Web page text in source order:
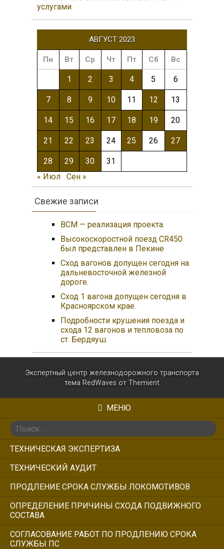
услугами
АВГУСТ 2023
Пн Вт Ср Чт Пт Сб Вс
1 2 3 4 5 6
7 8 9 10 11 12 13
14 15 16 17 18 19 20
21 22 23 24 25 26 27
28 29 30
31
« Июл
Сен »
Свежие записи
ВСМ — реализация проекта.
Высокоскоростной поезд CR450
был представлен в Пекине
Сход вагонов допущен сегодня на
дальневосточной железной
дороге.
Сход 1 вагона допущен сегодня в
Красноярском крае.
Подробности крушения поезда и
схода 12 вагонов и тепловоза по
ст. Бердяуш.
Экспертный центр железнодорожного транспорта
тема RedWaves от Themient
МЕНЮ
Поиск:
ТЕХНИЧЕСКАЯ ЭКСПЕРТИЗА
ТЕХНИЧЕСКИЙ АУДИТ
ПРОДЛЕНИЕ СРОКА СЛУЖБЫ ЛОКОМОТИВОВ
ОПРЕДЕЛЕНИЕ ПРИЧИНЫ СХОДА ПОДВИЖНОГО
СОСТАВА
СОГЛАСОВАНИЕ РАБОТ ПО ПРОДЛЕНИЮ СРОКА
СЛУЖБЫ ПС